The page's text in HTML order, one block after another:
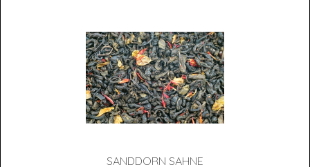
SAND­DORN SAHNE